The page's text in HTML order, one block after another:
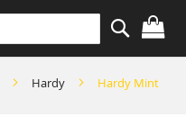
Søk
Hardy Hardy Mint